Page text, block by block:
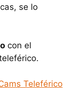
se lo
con el
Teleférico